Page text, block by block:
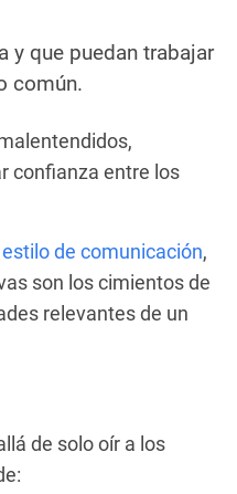
y que puedan trabajar
común.
confianza entre los
estilo de comunicación,
son los cimientos de
relevantes de un
de solo oír a los